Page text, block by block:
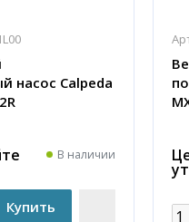
насос Calpeda
В наличии